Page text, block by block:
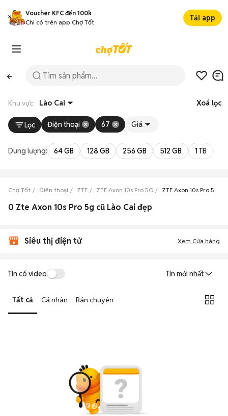
Voucher KFC đến 100k
Chỉ có trên app Chợ Tốt
Tải app
Khu vực: Lào Cai Xoá lọc
Lọc Điện thoại 67 Giá
Dung lượng: 64 GB 128 GB 256 GB 512 GB 1 TB
Chợ Tốt Điện thoại ZTE ZTE Axon 10s Pro 5G ZTE Axon 10s Pro 5G
0 Zte Axon 10s Pro 5g cũ Lào Cai đẹp
Siêu thị điện tử Xem Cửa hàng
Tin có video Tin mới nhất
Tất cả Cá nhân Bán chuyên